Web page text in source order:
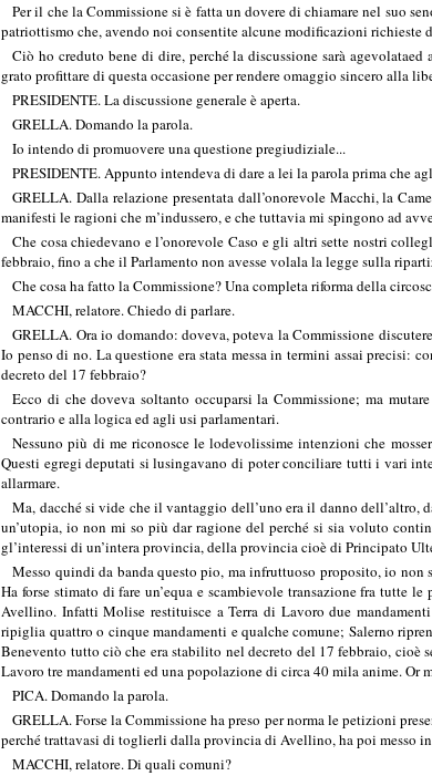
Per il che la Commissione si è fatta un dovere di chiamare nel suo
patriottismo che, avendo noi consentite alcune modificazioni
Ciò ho creduto bene di dire, perché la discussione sarà
grato profittare di questa occasione per rendere omaggio sincero alla
PRESIDENTE. La discussione generale è aperta.
GRELLA. Domando la parola.
Io intendo di promuovere una questione pregiudiziale...
PRESIDENTE. Appunto intendeva di dare a lei la parola prima che
GRELLA. Dalla relazione presentata dall’onorevole Macchi, la
manifesti le ragioni che m’indussero, e che tuttavia mi spingono ad
Che cosa chiedevano e l’onorevole Caso e gli altri sette nostri
febbraio, fino a che il Parlamento non avesse volala la legge sulla
Che cosa ha fatto la Commissione? Una completa riforma della
MACCHI, relatore. Chiedo di parlare.
GRELLA. Ora io domando: doveva, poteva la Commissione
Io penso di no. La questione era stata messa in termini assai precisi:
decreto del 17 febbraio?
Ecco di che doveva soltanto occuparsi la Commissione; ma
contrario e alla logica ed agli usi parlamentari.
Nessuno più di me riconosce le lodevolissime intenzioni che
Questi egregi deputati si lusingavano di poter conciliare tutti i vari
allarmare.
Ma, dacché si vide che il vantaggio dell’uno era il danno dell’altro,
un’utopia, io non mi so più dar ragione del perché si sia voluto
gl’interessi di un’intera provincia, della provincia cioè di Principato
Messo quindi da banda questo pio, ma infruttuoso proposito, io
Ha forse stimato di fare un’equa e scambievole transazione fra tutte
Avellino. Infatti Molise restituisce a Terra di Lavoro due
ripiglia quattro o cinque mandamenti e qualche comune; Salerno
Benevento tutto ciò che era stabilito nel decreto del 17 febbraio, cioè
Lavoro tre mandamenti ed una popolazione di circa 40 mila anime. Or
PICA. Domando la parola.
GRELLA. Forse la Commissione ha preso per norma le petizioni
perché trattavasi di toglierli dalla provincia di Avellino, ha poi messo
MACCHI, relatore. Di quali comuni?